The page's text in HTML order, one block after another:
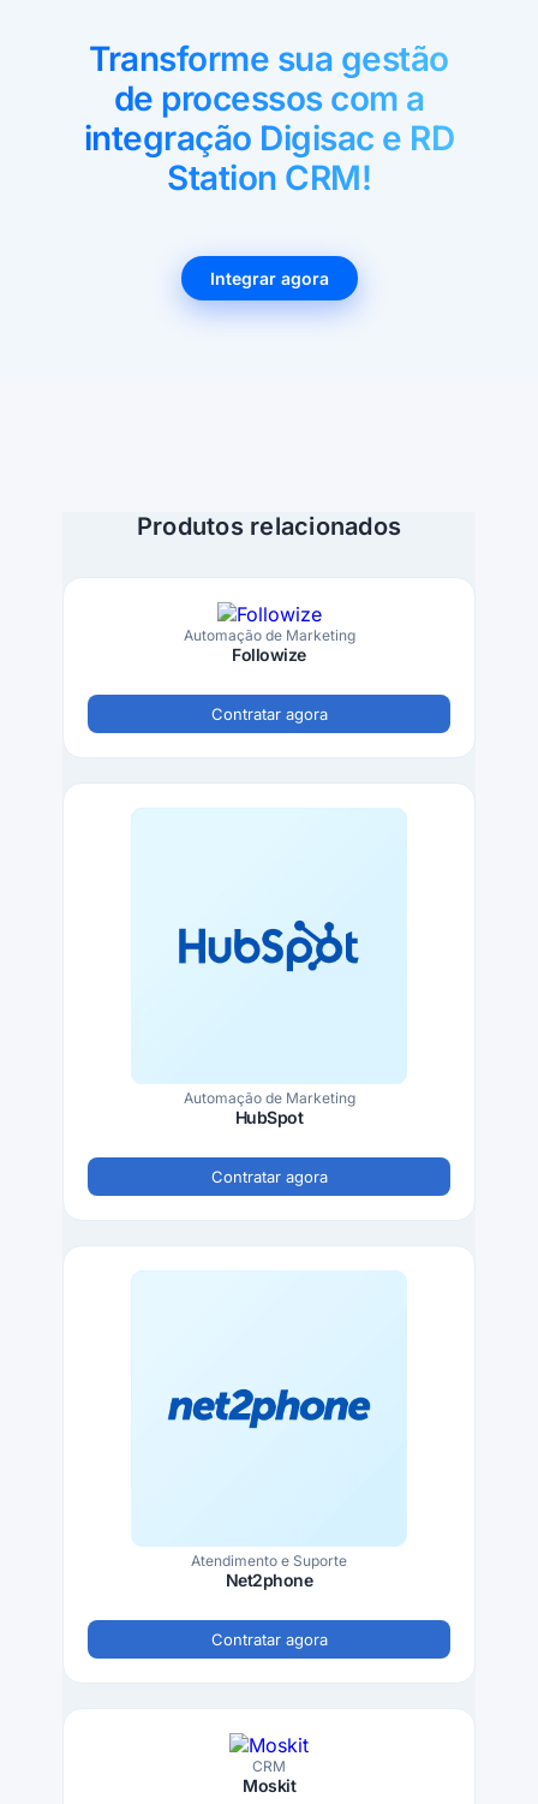
Transforme sua gestão
de processos com a
integração Digisac e RD
Station CRM!
Integrar agora
Produtos relacionados
Automação de Marketing
Followize
Contratar agora
Automação de Marketing
HubSpot
Contratar agora
Atendimento e Suporte
Net2phone
Contratar agora
CRM
Moskit